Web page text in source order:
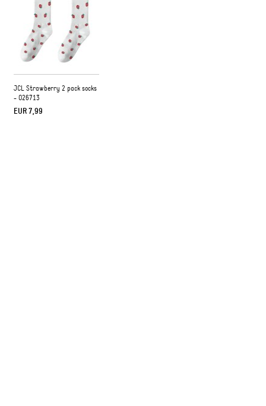
JCL Strawberry 2 pack socks
- O26713
EUR 7,99